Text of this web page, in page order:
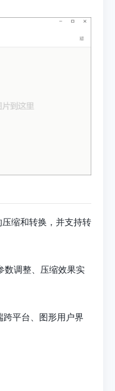
缩和转换，并支持转
数调整、压缩效果实
平台、图形用户界